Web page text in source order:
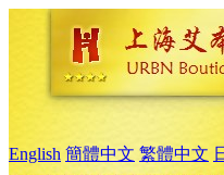
English 簡體中文 繁體中文